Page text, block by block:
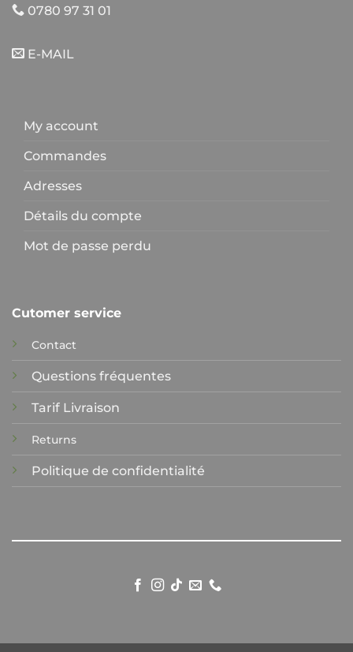
0780 97 31 01
E-MAIL
My account
Commandes
Adresses
Détails du compte
Mot de passe perdu
Cutomer service
Contact
Questions fréquentes
Tarif Livraison
Returns
Politique de confidentialité